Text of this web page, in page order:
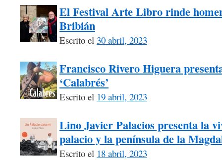
El Festival Arte Libro rinde
Bribián
Escrito el 30 abril, 2023
Francisco Rivero Higuera
‘Calabrés’
Escrito el 19 abril, 2023
Lino Javier Palacios presenta la
palacio y la península de la
Escrito el 18 abril, 2023